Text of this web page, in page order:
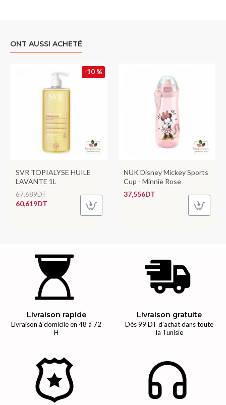
ONT AUSSI ACHETÉ
-10 %
SVR TOPIALYSE HUILE
LAVANTE 1L
60,619DT
67,689DT
NUK Disney Mickey Sports
Cup - Minnie Rose
37,556DT
Livraison rapide
Livraison à domicile en 48 à 72
H
Livraison gratuite
Dès 99 DT d'achat dans toute
la Tunisie